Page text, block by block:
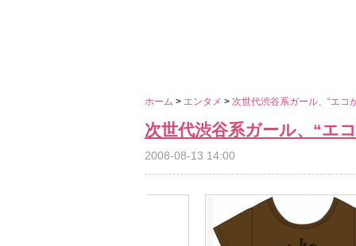
ホーム > エンタメ > 次世代渋谷系ガール、“エコ
次世代渋谷系ガール、“エ
2008-08-13 14:00